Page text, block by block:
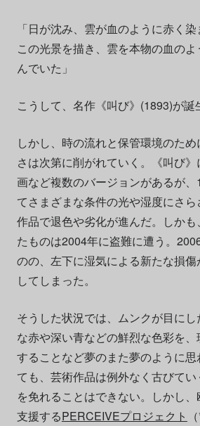
「日が沈み、雲が血のように赤く
この光景を描き、雲を本物の血の
んでいた」
こうして、名作《叫び》(1893)が誕
しかし、時の流れと保管環境のた
さは次第に削がれていく。《叫び
画など複数のバージョンがあるが
てさまざまな条件の光や湿度にさ
作品で退色や劣化が進んだ。しか
たものは2004年に盗難に遭う。
のの、左下に湿気による新たな損
してしまった。
そうした状況では、ムンクが目にし
な赤や深い青などの鮮烈な色彩を
することなど夢のまた夢のように
ても、芸術作品は例外なく古びて
を免れることはできない。しかし
支援するPERCEIVEプロジェクト